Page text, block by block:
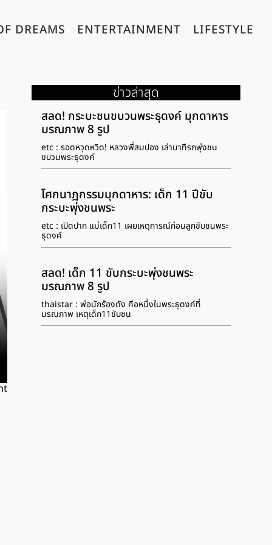
DREAMS ENTERTAINMENT LIFESTYLE
ข่าวล่าสุด
สลด! กระบะชนขบวนพระธุดงค์ มุกดาหาร
มรณภาพ 8 รูป
etc : รอดหวุดหวิด! หลวงพี่สมปอง เล่านาทีรถพุ่งชน
ขบวนพระธุดงค์
โศกนาฏกรรมมุกดาหาร: เด็ก 11 ปีขับ
กระบะพุ่งชนพระ
etc : เปิดปาก แม่เด็ก11 เผยเหตุการณ์ก่อนลูกขับชนพระ
ธุดงค์
สลด! เด็ก 11 ขับกระบะพุ่งชนพระ
มรณภาพ 8 รูป
thaistar : พ่อนักร้องดัง คือหนึ่งในพระธุดงค์ที่
มรณภาพ เหตุเด็ก11ขับชน